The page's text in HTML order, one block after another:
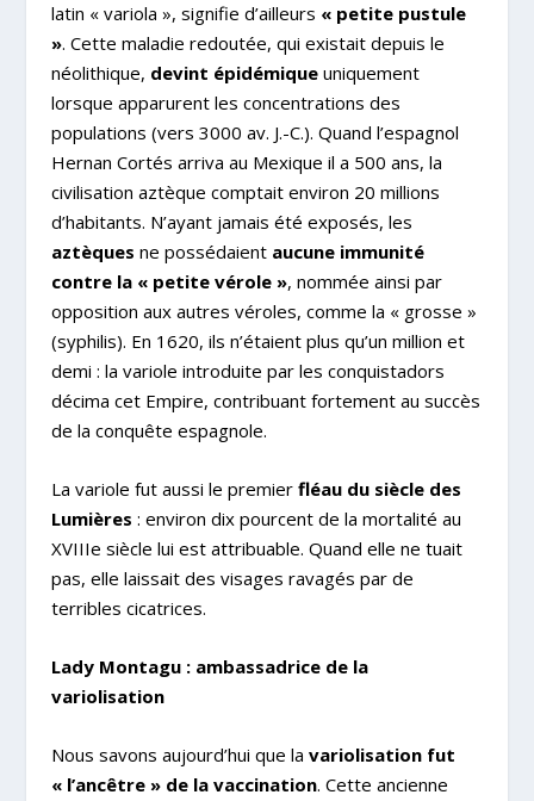
latin « variola », signifie d’ailleurs « petite pustule
». Cette maladie redoutée, qui existait depuis le
néolithique, devint épidémiqueuniquement
lorsque apparurent les concentrations des
populations (vers 3000 av. J.-C.). Quand l’espagnol
Hernan Cortés arriva au Mexique il a 500 ans, la
civilisation aztèque comptait environ 20 millions
d’habitants. N’ayant jamais été exposés, les
aztèques ne possédaient aucune immunité
contre la « petite vérole », nommée ainsi par
opposition aux autres véroles, comme la « grosse »
(syphilis). En 1620, ils n’étaient plus qu’un million et
demi : la variole introduite par les conquistadors
décima cet Empire, contribuant fortement au succès
de la conquête espagnole.
La variole fut aussi le premier fléau du siècle des
Lumières : environ dix pourcent de la mortalité au
XVIIIe siècle lui est attribuable. Quand elle ne tuait
pas, elle laissait des visages ravagés par de
terribles cicatrices.
Lady Montagu : ambassadrice de la
variolisation
Nous savons aujourd’hui que la variolisation fut
« l’ancêtre » de la vaccination. Cette ancienne